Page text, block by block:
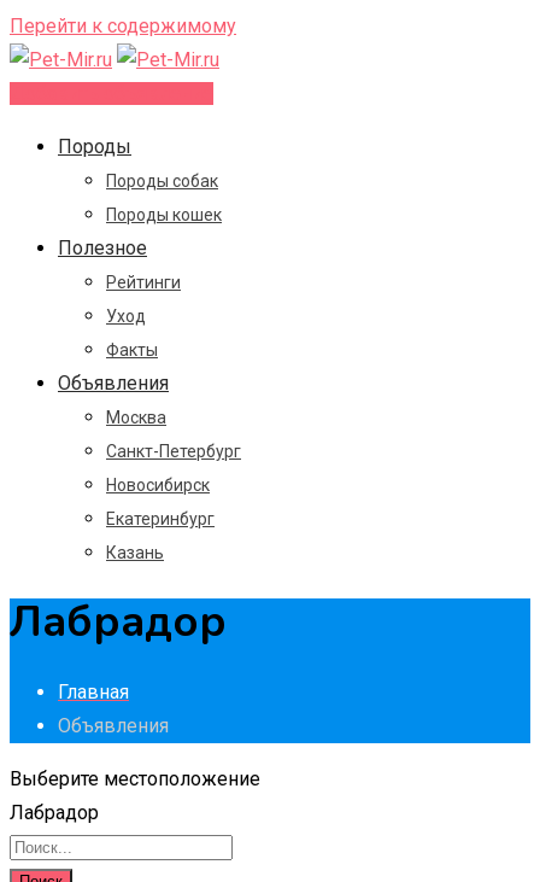
Перейти к содержимому
Породы
Породы собак
Породы кошек
Полезное
Рейтинги
Уход
Факты
Объявления
Москва
Санкт-Петербург
Новосибирск
Екатеринбург
Казань
Лабрадор
Главная
Объявления
Выберите местоположение
Лабрадор